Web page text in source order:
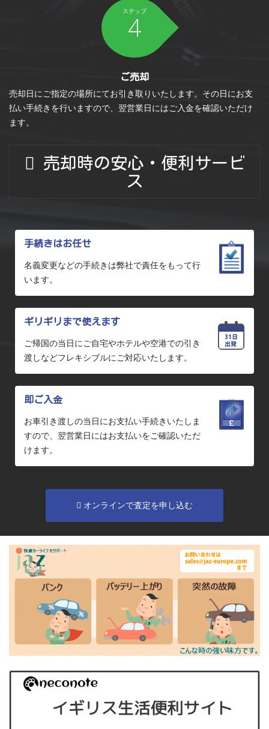
ステップ
4
ご売却
売却日にご指定の場所にてお引き取りいたします。その日にお支
払い手続きを行いますので、翌営業日にはご入金を確認いただけ
ます。
売却時の安心・便利サービ
ス
手続きはお任せ
名義変更などの手続きは弊社で責任をもって行
います。
ギリギリまで使えます
ご帰国の当日にご自宅やホテルや空港での引き
渡しなどフレキシブルにご対応いたします。
即ご入金
お車引き渡しの当日にお支払い手続きいたしま
すので、翌営業日にはお支払いをご確認いただ
けます。
オンラインで査定を申し込む